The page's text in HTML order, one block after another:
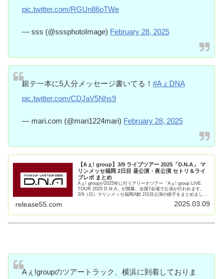
pic.twitter.com/RGUn86oTWe
— sss (@sssphotoImage) February 28, 2025
銀テ一本に5人分メッセージ書いてる！ #AぇDNA
pic.twitter.com/CDJaV5Nhs9
— mari.com (@mari1224mari) February 28, 2025
【Aぇ! group】3/9 ライブツアー 2025「D.N.A」 マ
リンメッセ福岡 2日目 昼公演・夜公演 セトリ＆ライ
ブレポ まとめ
Aぇ! groupが2025年に行うアリーナツアー「Aぇ! group LIVE
TOUR 2025 D.N.A」が開幕。全国7会場で公演が行われます。
3/9（日）マリンメッセ福岡A館 2日目公演の様子をまとめまし
release55.com 2025.03.09
Aぇǃgroupのツアートラック、横浜に到着しておりま